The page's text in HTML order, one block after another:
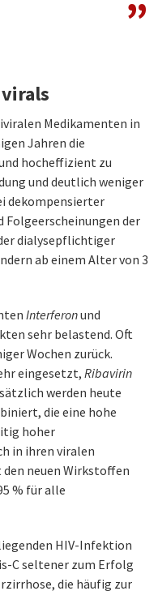
Medikamenten in
Jahren die
hocheffizient zu
und deutlich weniger
dekompensierter
der
dialysepflichtiger
ab einem Alter von 3
Interferonund
sehr belastend. Oft
Wochen zurück.
eingesetzt, Ribavirin
werden heute
die eine hohe
hoher
in ihren viralen
neuen Wirkstoffen
% für alle
HIV-Infektion
C seltener zum Erfolg
die häufig zur